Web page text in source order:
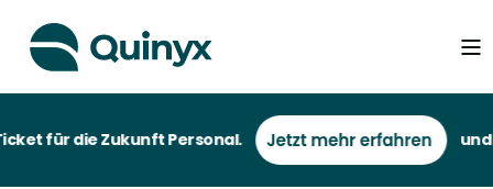
für die Zukunft Personal. und bei